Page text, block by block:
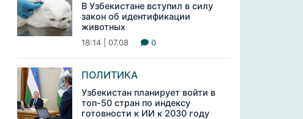
В Узбекистане вступил в силу
закон об идентификации
животных
18:14 | 07.08 0
ПОЛИТИКА
Узбекистан планирует войти в
топ-50 стран по индексу
готовности к ИИ к 2030 году